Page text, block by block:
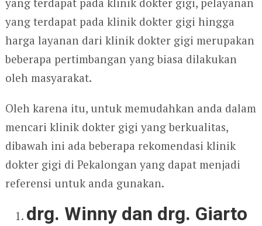
yang terdapat pada klinik dokter gigi hingga
harga layanan dari klinik dokter gigi merupakan
beberapa pertimbangan yang biasa dilakukan
oleh masyarakat.
Oleh karena itu, untuk memudahkan anda dalam
mencari klinik dokter gigi yang berkualitas,
dibawah ini ada beberapa rekomendasi klinik
dokter gigi di Pekalongan yang dapat menjadi
referensi untuk anda gunakan.
drg. Winny dan drg. Giarto